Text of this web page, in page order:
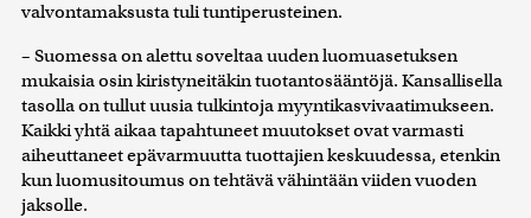
valvontamaksusta tuli tuntiperusteinen.
– Suomessa on alettu soveltaa uuden luomuasetuksen
mukaisia osin kiristyneitäkin tuotantosääntöjä. Kansallisella
tasolla on tullut uusia tulkintoja myyntikasvivaatimukseen.
Kaikki yhtä aikaa tapahtuneet muutokset ovat varmasti
aiheuttaneet epävarmuutta tuottajien keskuudessa, etenkin
kun luomusitoumus on tehtävä vähintään viiden vuoden
jaksolle.